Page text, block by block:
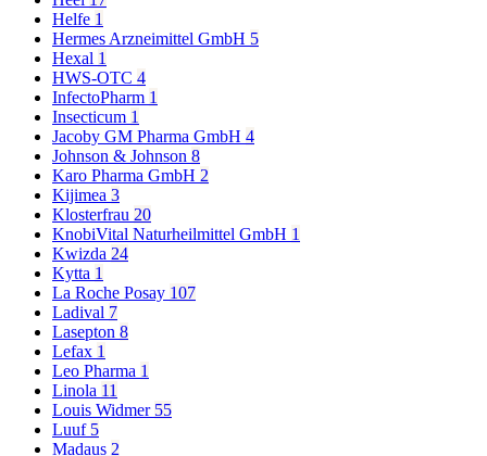
Helfe 1
Hermes Arzneimittel GmbH 5
Hexal 1
HWS-OTC 4
InfectoPharm 1
Insecticum 1
Jacoby GM Pharma GmbH 4
Johnson & Johnson 8
Karo Pharma GmbH 2
Kijimea 3
Klosterfrau 20
KnobiVital Naturheilmittel GmbH 1
Kwizda 24
Kytta 1
La Roche Posay 107
Ladival 7
Lasepton 8
Lefax 1
Leo Pharma 1
Linola 11
Louis Widmer 55
Luuf 5
Madaus 2